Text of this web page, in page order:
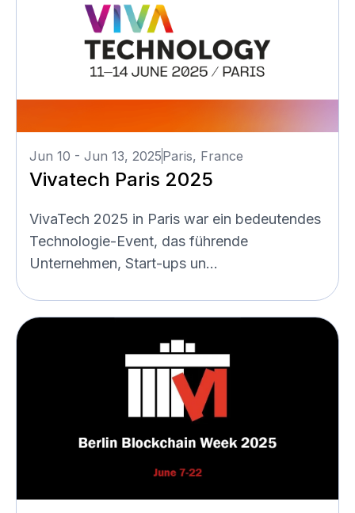
Jun 10 - Jun 13, 2025Paris, France
Vivatech Paris 2025
VivaTech 2025 in Paris war ein bedeutendes
Technologie-Event, das führende
Unternehmen, Start-ups un...